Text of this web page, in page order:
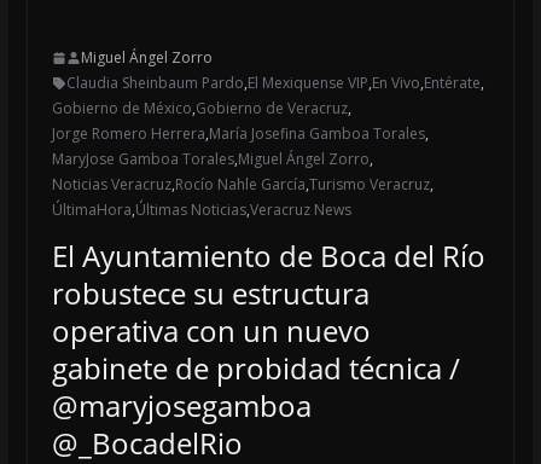
Miguel Ángel Zorro
Claudia Sheinbaum Pardo,El Mexiquense VIP,En Vivo,Entérate,
Gobierno de México,Gobierno de Veracruz,
Jorge Romero Herrera,María Josefina Gamboa Torales,
MaryJose Gamboa Torales,Miguel Ángel Zorro,
Noticias Veracruz,Rocío Nahle García,Turismo Veracruz,
ÚltimaHora,Últimas Noticias,Veracruz News
El Ayuntamiento de Boca del Río
robustece su estructura
operativa con un nuevo
gabinete de probidad técnica /
@maryjosegamboa
@_BocadelRio